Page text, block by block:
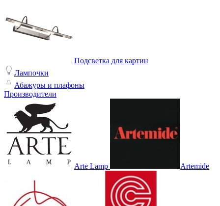
Подсветка для картин
Лампочки
Абажуры и плафоны
Производители
Arte Lamp Artemide